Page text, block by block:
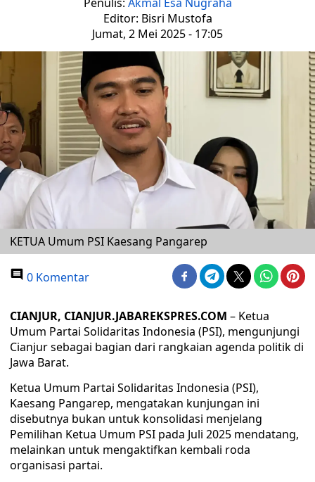
Editor: Bisri Mustofa
Jumat, 2 Mei 2025 - 17:05
KETUA Umum PSI Kaesang Pangarep
0 Komentar
CIANJUR, CIANJUR.JABAREKSPRES.COM – Ketua
Umum Partai Solidaritas Indonesia (PSI), mengunjungi
Cianjur sebagai bagian dari rangkaian agenda politik di
Jawa Barat.
Ketua Umum Partai Solidaritas Indonesia (PSI),
Kaesang Pangarep, mengatakan kunjungan ini
disebutnya bukan untuk konsolidasi menjelang
Pemilihan Ketua Umum PSI pada Juli 2025 mendatang,
melainkan untuk mengaktifkan kembali roda
organisasi partai.